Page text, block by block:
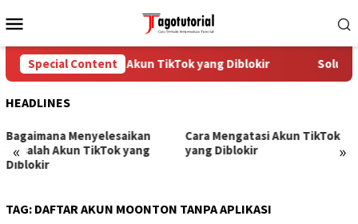
to
Menu
Special Content
Cara Mengatasi Akun TikTok yang Diblokir Solusi
HEADLINES
« »
Bagaimana Menyelesaikan
Masalah Akun TikTok yang
Diblokir
Cara Mengatasi Akun TikTok
yang Diblokir
TAG: DAFTAR AKUN MOONTON TANPA APLIKASI